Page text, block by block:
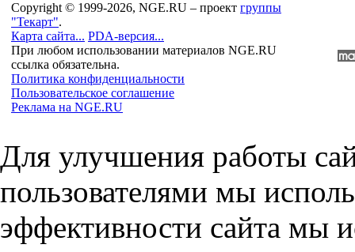
Copyright © 1999-2026, NGE.RU – проект группы
"Текарт".
Карта сайта... PDA-версия...
При любом использовании материалов NGE.RU
ссылка обязательна.
Политика конфиденциальности
Пользовательское соглашение
Реклама на NGE.RU
Для улучшения работы
пользователями мы
эффективности сайта мы